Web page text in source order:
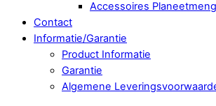
Accessoires
Contact
Informatie/Garantie
Product Informatie
Garantie
Algemene